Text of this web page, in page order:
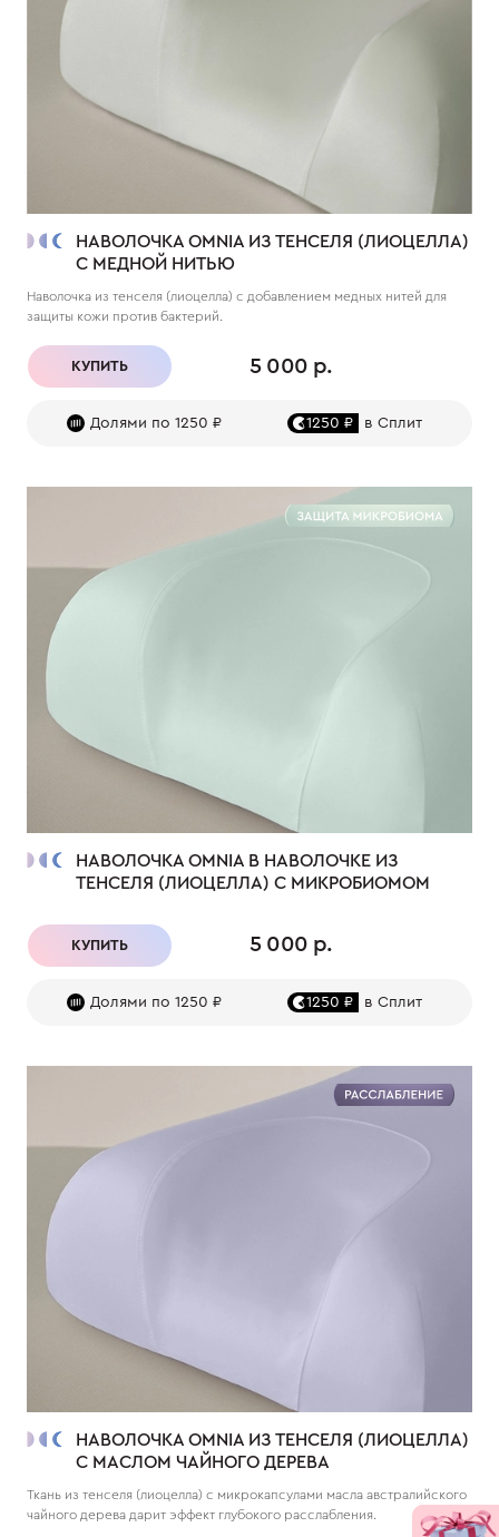
НАВОЛОЧКА OMNIA ИЗ ТЕНСЕЛЯ (ЛИОЦЕЛЛА)
С МЕДНОЙ НИТЬЮ
Наволочка из тенселя (лиоцелла) с добавлением медных нитей для
защиты кожи против бактерий.
КУПИТЬ 5 000 р.
Долями по 1250 ₽ 1250 ₽ в Сплит
НАВОЛОЧКА OMNIA В НАВОЛОЧКЕ ИЗ
ТЕНСЕЛЯ (ЛИОЦЕЛЛА) С МИКРОБИОМОМ
КУПИТЬ 5 000 р.
Долями по 1250 ₽ 1250 ₽ в Сплит
НАВОЛОЧКА OMNIA ИЗ ТЕНСЕЛЯ (ЛИОЦЕЛЛА)
С МАСЛОМ ЧАЙНОГО ДЕРЕВА
Ткань из тенселя (лиоцелла) с микрокапсулами масла австралийского
чайного дерева дарит эффект глубокого расслабления.